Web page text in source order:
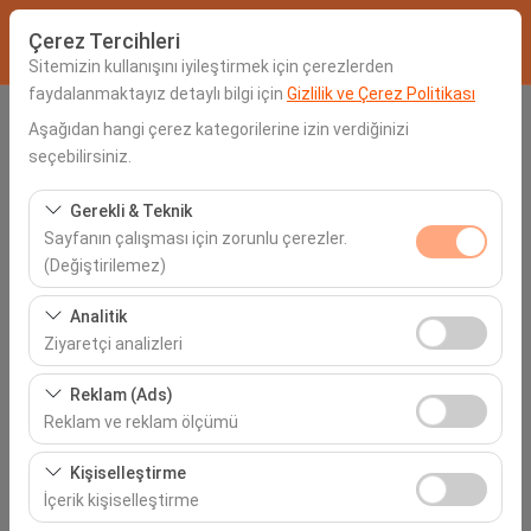
Çerez Tercihleri
Sitemizin kullanışını iyileştirmek için çerezlerden
faydalanmaktayız detaylı bilgi için Gizlilik ve Çerez Politikası
Aşağıdan hangi çerez kategorilerine izin verdiğinizi
seçebilirsiniz.
Gerekli & Teknik
Sayfanın çalışması için zorunlu çerezler.
(Değiştirilemez)
Bu çerezler sitenin doğru şekilde çalışması, güvenlik,
oturum yönetimi ve temel işlevler için gereklidir. Devre
dışı bırakılamaz.
Analitik
Ziyaretçi analizleri
Bu çerezler, sitemizin nasıl kullanıldığını (ziyaretçi sayısı,
en çok ziyaret edilen sayfalar, kullanıcı davranışları)
analiz etmemizi sağlar. Bu veriler, web sitesi
performansını ölçmek ve kullanıcı deneyimini sürekli
iyileştirmek için kullanılır.
Reklam (Ads)
Reklam ve reklam ölçümü
Bu çerezler, size ilgi alanlarınıza uygun kişiselleştirilmiş
reklamlar göstermemize ve reklam kampanyalarımızın
etkinliğini (gösterim sayısı, tıklama oranı) ölçmemize
Kişiselleştirme
İçerik kişiselleştirme
Alış Lokasyonu
Aracı farklı bir lokasyona bırakacağım
Alış Tarih & Saat
İade Tarih & Saat
06:00